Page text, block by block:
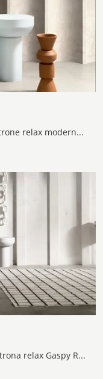
Scopri di più sulla nostra serie di Poltrone relax moderne: ottieni il massimo livello di comodità con la poltrona relax Caleido Relax in tessuto.
Clicca e ottieni informazioni sulla poltrona relax Gaspy Relax: è studiata per accompagnare ogni movimento con facilità; guarda tutte le Poltrone ...